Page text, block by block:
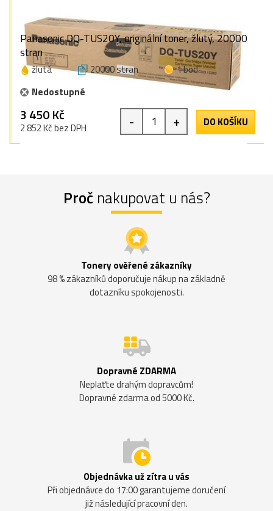
Panasonic DQ-TUS20Y, originální toner, žlutý, 20000
stran
žlutá 20000 stran
1 bod
Nedostupné
3 450 Kč
2 852 Kč bez DPH - + DO KOŠÍKU
Proč nakupovat u nás?
Tonery ověřené zákazníky
98 % zákazníků doporučuje nákup na základně
dotazníku spokojenosti.
Dopravné ZDARMA
Neplaťte drahým dopravcům!
Dopravné zdarma od 5000 Kč.
Objednávka už zítra u vás
Při objednávce do 17:00 garantujeme doručení
již následující pracovní den.